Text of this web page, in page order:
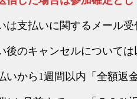
は支払いに関するメール受
後のキャンセルについては
いから1週間以内「全額返金